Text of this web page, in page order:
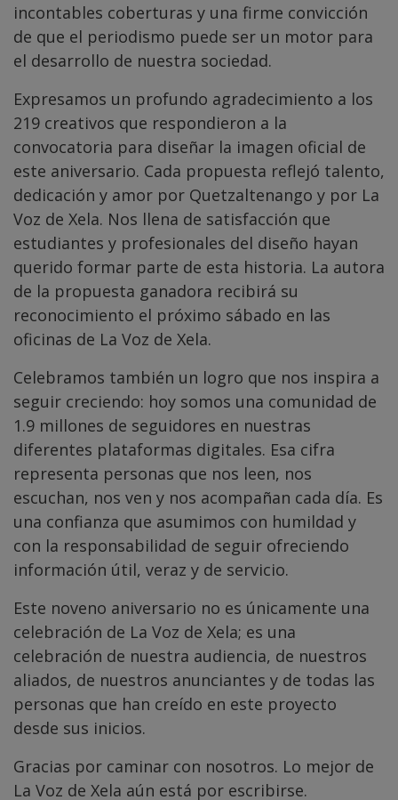
incontables coberturas y una firme convicción
de que el periodismo puede ser un motor para
el desarrollo de nuestra sociedad.
Expresamos un profundo agradecimiento a los
219 creativos que respondieron a la
convocatoria para diseñar la imagen oficial de
este aniversario. Cada propuesta reflejó talento,
dedicación y amor por Quetzaltenango y por La
Voz de Xela. Nos llena de satisfacción que
estudiantes y profesionales del diseño hayan
querido formar parte de esta historia. La autora
de la propuesta ganadora recibirá su
reconocimiento el próximo sábado en las
oficinas de La Voz de Xela.
Celebramos también un logro que nos inspira a
seguir creciendo: hoy somos una comunidad de
1.9 millones de seguidores en nuestras
diferentes plataformas digitales. Esa cifra
representa personas que nos leen, nos
escuchan, nos ven y nos acompañan cada día. Es
una confianza que asumimos con humildad y
con la responsabilidad de seguir ofreciendo
información útil, veraz y de servicio.
Este noveno aniversario no es únicamente una
celebración de La Voz de Xela; es una
celebración de nuestra audiencia, de nuestros
aliados, de nuestros anunciantes y de todas las
personas que han creído en este proyecto
desde sus inicios.
Gracias por caminar con nosotros. Lo mejor de
La Voz de Xela aún está por escribirse.